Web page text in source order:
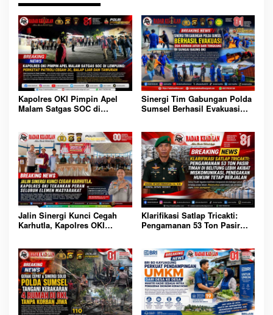
Kapolres OKI Pimpin Apel
Malam Satgas SOC di
Tawuran
Sinergi Tim Gabungan Polda
Sumsel Berhasil Evakuasi
OKI
Jalin Sinergi Kunci Cegah
Karhutla, Kapolres OKI
Klarifikasi Satlap Tricakti:
Pengamanan 53 Ton Pasir
Penegakan Hukum Tetap
Berjalan